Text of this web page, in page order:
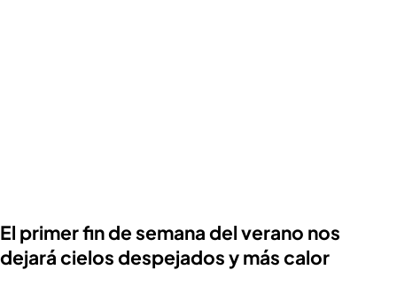
El primer fin de semana del verano nos
dejará cielos despejados y más calor